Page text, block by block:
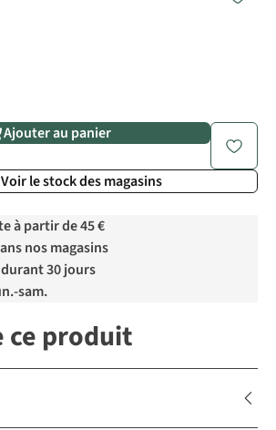
Ajouter au panier
Voir le stock des magasins
à partir de 45 €
nos magasins
30 jours
sam.
ce produit